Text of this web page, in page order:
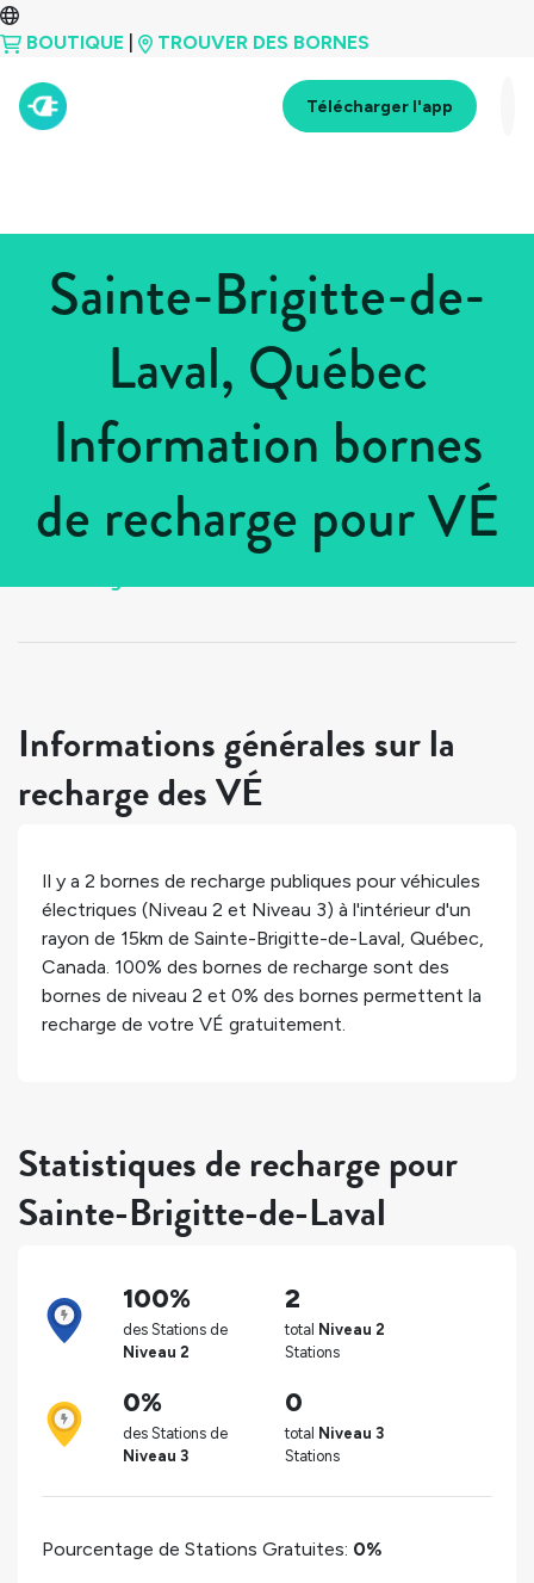
BOUTIQUE TROUVER DES BORNES
Télécharger l'app
Sainte-Brigitte-de-
Laval, Québec
Information bornes
de recharge pour VÉ
> Québec
Informations générales sur la
recharge des VÉ
Il y a 2 bornes de recharge publiques pour véhicules
électriques (Niveau 2 et Niveau 3) à l'intérieur d'un
rayon de 15km de Sainte-Brigitte-de-Laval, Québec,
Canada. 100% des bornes de recharge sont des
bornes de niveau 2 et 0% des bornes permettent la
recharge de votre VÉ gratuitement.
Statistiques de recharge pour
Sainte-Brigitte-de-Laval
100%
des Stations de
Niveau 2
2
total Niveau 2
Stations
0%
des Stations de
Niveau 3
0
total Niveau 3
Stations
Pourcentage de Stations Gratuites: 0%